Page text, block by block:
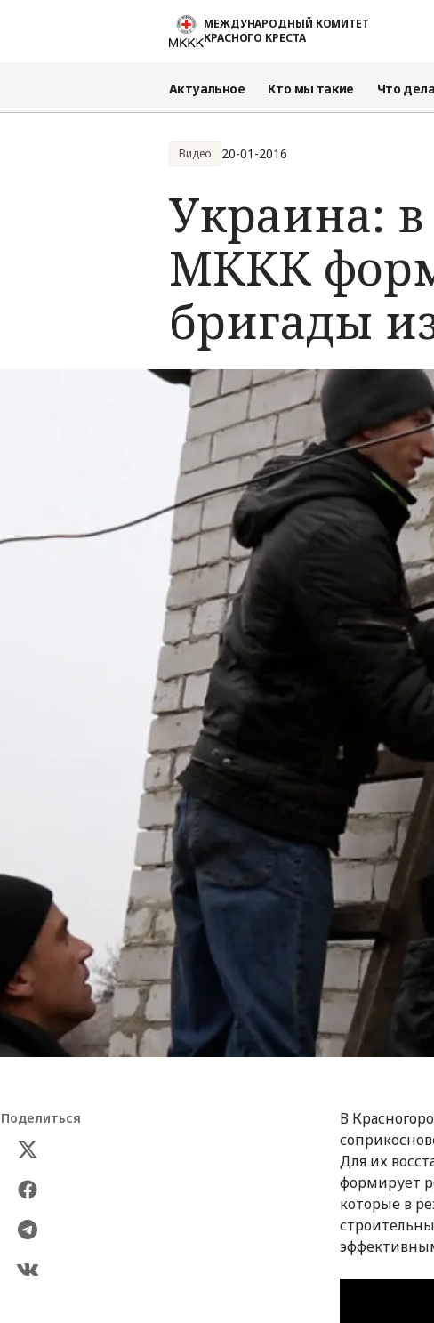
Перейти к основному содержаниюМЕЖДУНАРОДНЫЙ КОМИТЕТ
КРАСНОГО КРЕСТА
Актуальное Кто мы такие Что
Видео 20-01-2016
Украина:
МККК
бригады
Поделиться
В
Для их
формирует
которые в